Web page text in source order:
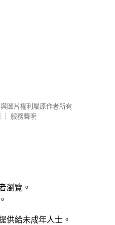
圖片權利屬原作者所有
服務聲明
瀏覽。
供給未成年人士。